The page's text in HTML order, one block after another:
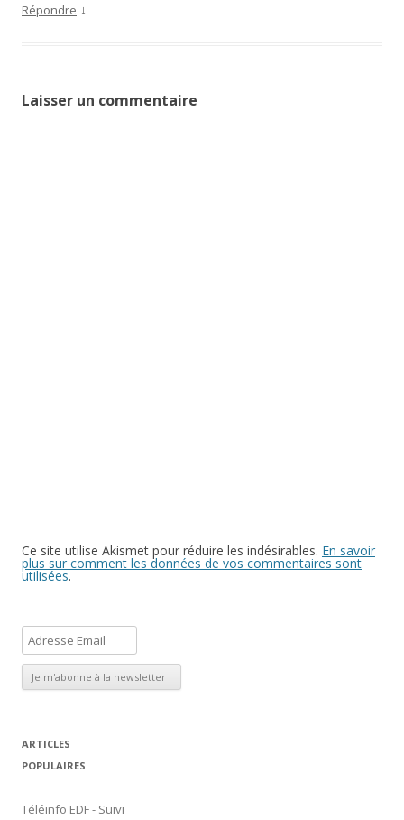
Répondre ↓
Laisser un commentaire
Ce site utilise Akismet pour réduire les indésirables. En savoir
plus sur comment les données de vos commentaires sont
utilisées.
d
s
e
m
ARTICLES
POPULAIRES
Téléinfo EDF - Suivi